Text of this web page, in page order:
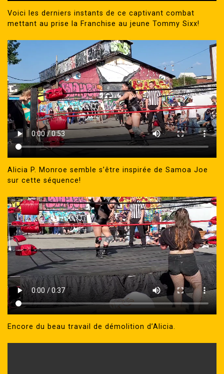
Voici les derniers instants de ce captivant combat
mettant au prise la Franchise au jeune Tommy Sixx!
Alicia P. Monroe semble s’être inspirée de Samoa Joe
sur cette séquence!
Encore du beau travail de démolition d’Alicia.